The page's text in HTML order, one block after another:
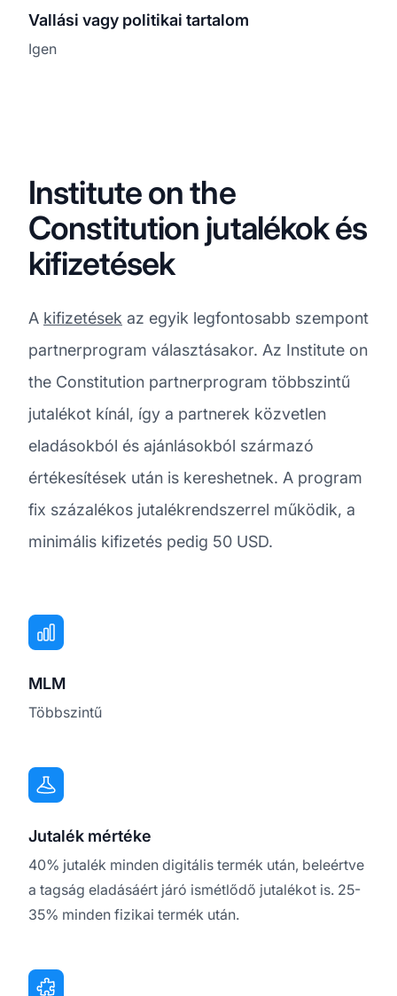
Vallási vagy politikai tartalom
Igen
Institute on the
Constitution jutalékok és
kifizetések
A kifizetések az egyik legfontosabb szempont
partnerprogram választásakor. Az Institute on
the Constitution partnerprogram többszintű
jutalékot kínál, így a partnerek közvetlen
eladásokból és ajánlásokból származó
értékesítések után is kereshetnek. A program
fix százalékos jutalékrendszerrel működik, a
minimális kifizetés pedig 50 USD.
MLM
Többszintű
Jutalék mértéke
40% jutalék minden digitális termék után, beleértve
a tagság eladásáért járó ismétlődő jutalékot is. 25-
35% minden fizikai termék után.